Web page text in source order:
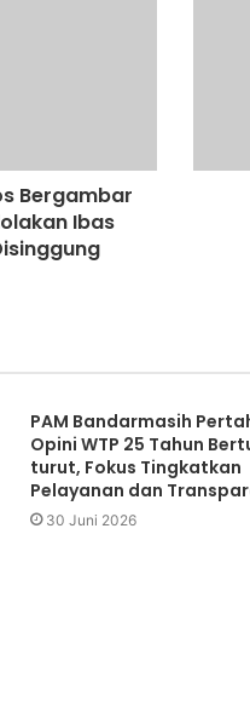
Bergambar
Ibas
PAM Bandarmasih
Opini WTP 25 Tahun
turut, Fokus Tingkatkan
Pelayanan dan
30 Juni 2026